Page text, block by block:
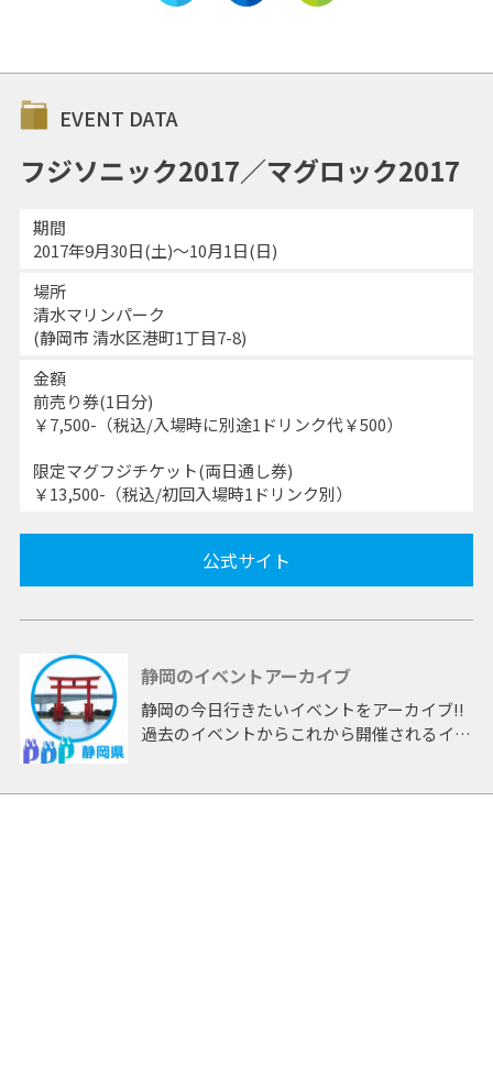
EVENT DATA
フジソニック2017／マグロック2017
期間
2017年9月30日(土)〜10月1日(日)
場所
清水マリンパーク
(静岡市 清水区港町1丁目7-8)
金額
前売り券(1日分)
￥7,500-（税込/入場時に別途1ドリンク代￥500）
限定マグフジチケット(両日通し券)
￥13,500-（税込/初回入場時1ドリンク別）
公式サイト
静岡のイベントアーカイブ
静岡の今日行きたいイベントをアーカイブ!!
過去のイベントからこれから開催されるイベ